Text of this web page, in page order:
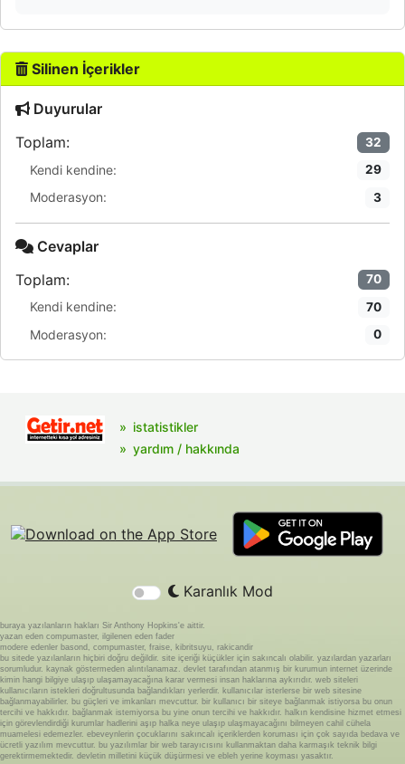
Silinen İçerikler
Duyurular
Toplam:
32
Kendi kendine: 29
Moderasyon: 3
Cevaplar
Toplam:
70
Kendi kendine: 70
Moderasyon: 0
istatistikler
yardım / hakkında
Karanlık Mod
buraya yazılanların hakları Sir Anthony Hopkins'e aittir.
yazan eden compumaster, ilgilenen eden fader
modere edenler basond, compumaster, fraise, kibritsuyu, rakicandir
bu sitede yazılanların hiçbiri doğru değildir. site içeriği küçükler için sakıncalı olabilir. yazılardan yazarları
sorumludur. kaynak göstermeden alıntılanamaz. devlet tarafından atanmış bir kurumun internet üzerinde
kimin hangi bilgiye ulaşıp ulaşamayacağına karar vermesi insan haklarına aykırıdır. web siteleri
kullanıcıların istekleri doğrultusunda bağlandıkları yerlerdir. kullanıcılar isterlerse bir web sitesine
bağlanmayabilirler. bu güçleri ve imkanları mevcuttur. bir kullanıcı bir siteye bağlanmak istiyorsa bu onun
tercihi ve hakkıdır. bağlanmak istemiyorsa bu yine onun tercihi ve hakkıdır. halkın kendisine hizmet etmesi
için görevlendirdiği kurumlar hadlerini aşıp halka neye ulaşıp ulaşmayacağını bilmeyen cahil cühela
muamelesi edemezler. ebeveynlerin çocuklarını sakıncalı içeriklerden koruması için çok sayıda bedava ve
ücretli yazılım mevcuttur. bu yazılımlar bir web tarayıcısını kullanmaktan daha karmaşık teknik bilgi
gerektirmemektedir. devletin milletini küçük düşürmesi ve ebleh yerine koyması yasaktır.